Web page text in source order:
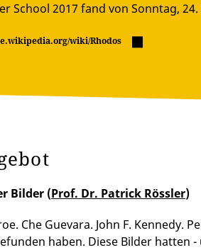
School 2017 fand von Sonntag,
wiki/Rhodos
Bilder (Prof. Dr. Patrick Rössler)
Che Guevara. John F. Kennedy.
haben. Diese Bilder